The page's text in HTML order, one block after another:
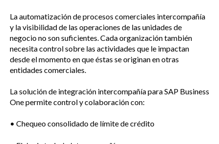
La automatización de procesos comerciales intercompañía
y la visibilidad de las operaciones de las unidades de
negocio no son suficientes. Cada organización también
necesita control sobre las actividades que le impactan
desde el momento en que éstas se originan en otras
entidades comerciales.
La solución de integración intercompañía para SAP Business
One permite control y colaboración con:
• Chequeo consolidado de límite de crédito